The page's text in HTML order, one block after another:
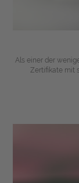
Als einer der
Zertifikate mit